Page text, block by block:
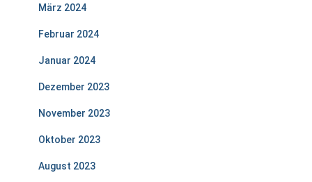
März 2024
Februar 2024
Januar 2024
Dezember 2023
November 2023
Oktober 2023
August 2023